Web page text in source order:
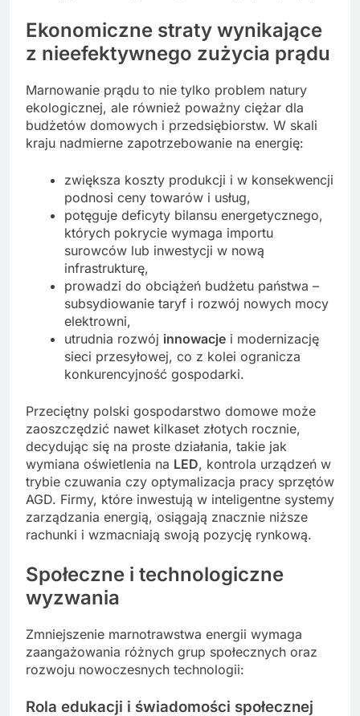
Ekonomiczne straty wynikające
z nieefektywnego zużycia prądu
Marnowanie prądu to nie tylko problem natury
ekologicznej, ale również poważny ciężar dla
budżetów domowych i przedsiębiorstw. W skali
kraju nadmierne zapotrzebowanie na energię:
zwiększa koszty produkcji i w konsekwencji
podnosi ceny towarów i usług,
potęguje deficyty bilansu energetycznego,
których pokrycie wymaga importu
surowców lub inwestycji w nową
infrastrukturę,
prowadzi do obciążeń budżetu państwa –
subsydiowanie taryf i rozwój nowych mocy
elektrowni,
utrudnia rozwój innowacje i modernizację
sieci przesyłowej, co z kolei ogranicza
konkurencyjność gospodarki.
Przeciętny polski gospodarstwo domowe może
zaoszczędzić nawet kilkaset złotych rocznie,
decydując się na proste działania, takie jak
wymiana oświetlenia na LED, kontrola urządzeń w
trybie czuwania czy optymalizacja pracy sprzętów
AGD. Firmy, które inwestują w inteligentne systemy
zarządzania energią, osiągają znacznie niższe
rachunki i wzmacniają swoją pozycję rynkową.
Społeczne i technologiczne
wyzwania
Zmniejszenie marnotrawstwa energii wymaga
zaangażowania różnych grup społecznych oraz
rozwoju nowoczesnych technologii:
Rola edukacji i świadomości społecznej